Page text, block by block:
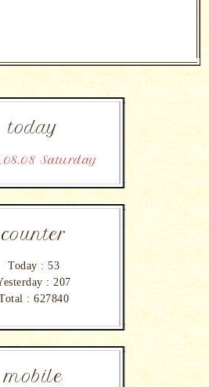
today
Saturday
counter
Today : 53
:207
: 627840
mobile